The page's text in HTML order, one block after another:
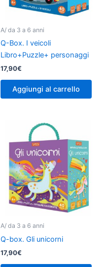
A/ da 3 a 6 anni
Q-Box. I veicoli
Libro+Puzzle+ personaggi
17,90€
Aggiungi al carrello
A/ da 3 a 6 anni
Q-box. Gli unicorni
17,90€